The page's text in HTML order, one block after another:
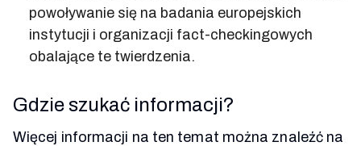
powoływanie się na badania europejskich
instytucji i organizacji fact-checkingowych
obalające te twierdzenia.
Gdzie szukać informacji?
Więcej informacji na ten temat można znaleźć na